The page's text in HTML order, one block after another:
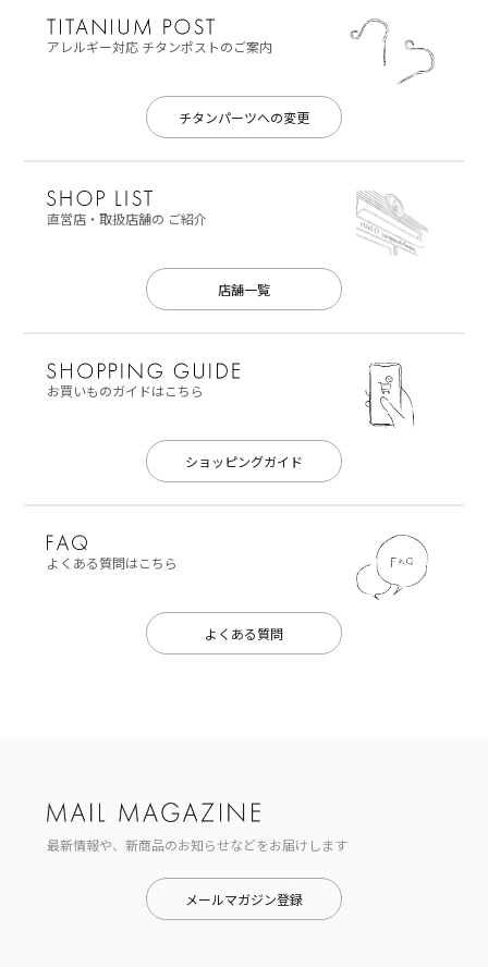
アレルギー対応チタンポストのご案内
チタンパーツへの変更
直営店・取扱店舗の ご紹介
店舗一覧
お買いものガイドはこちら
ショッピングガイド
よくある質問はこちら
よくある質問
最新情報や、新商品のお知らせなどをお届けします
メールマガジン登録